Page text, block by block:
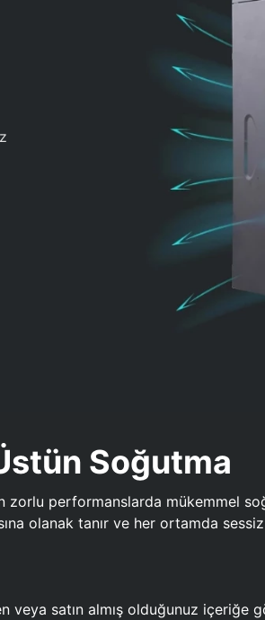
Soğutma
performanslarda mükemmel
olanak tanır ve her ortamda sessiz
veya satın almış olduğunuz içeriğe